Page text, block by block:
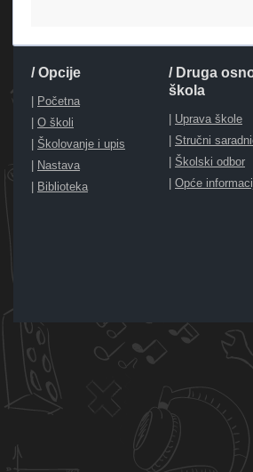
/ Opcije
| Početna
| O školi
| Školovanje i upis
| Nastava
| Biblioteka
/ Druga
škola
| Uprava škole
| Stručni
| Školski odbor
| Opće